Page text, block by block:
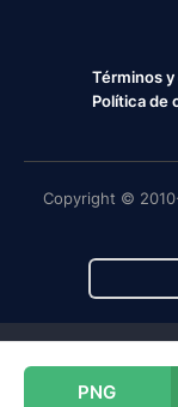
PNG
Términos
Política de
Copyright ©